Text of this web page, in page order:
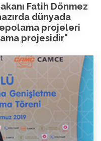
Fatih Dönmez
dünyada
projeleri
projesidir"